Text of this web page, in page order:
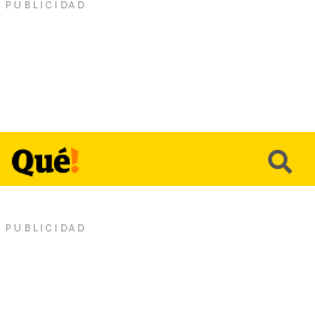
PUBLICIDAD
PUBLICIDAD